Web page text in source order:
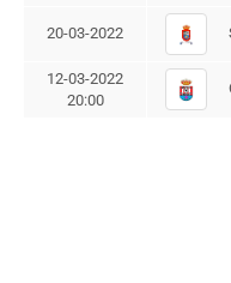
20-03-2022
12-03-2022
20:00